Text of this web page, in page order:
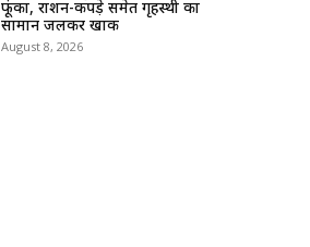
फूंका, राशन-कपड़े समेत गृहस्थी का
सामान जलकर खाक
August 8, 2026